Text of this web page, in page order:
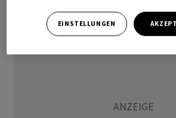
EINSTELLUNGEN